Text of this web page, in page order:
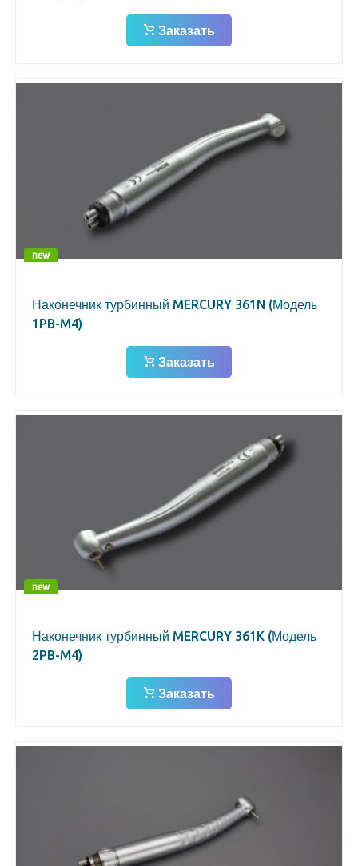
Заказать
new
Наконечник турбинный MERCURY 361N (Модель
1PB-M4)
Заказать
new
Наконечник турбинный MERCURY 361K (Модель
2PB-M4)
Заказать